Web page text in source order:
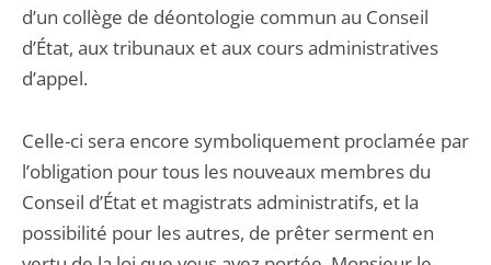
d’un collège de déontologie commun au Conseil
d’État, aux tribunaux et aux cours administratives
d’appel.
Celle-ci sera encore symboliquement proclamée par
l’obligation pour tous les nouveaux membres du
Conseil d’État et magistrats administratifs, et la
possibilité pour les autres, de prêter serment en